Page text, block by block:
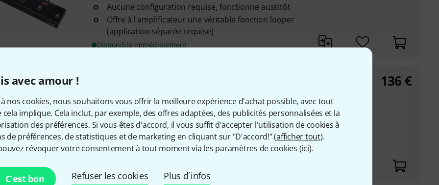
avec amour !
nos cookies, nous souhaitons vous offrir la meilleure expérience d'achat possible, avec tout
cela implique. Cela inclut, par exemple, des offres adaptées, des publicités personnalisées et la
des préférences. Si vous êtes d'accord, il vous suffit d'accepter l'utilisation de cookies à
de préférences, de statistiques et de marketing en cliquant sur "D'accord!" (afficher tout).
révoquer votre consentement à tout moment via les paramètres de cookies (ici).
C'est bon Refuser les cookies Plus d´infos
Aucune configuration requise, fonctionne aussitôt
Offre à l'amplificateur une véritable fonction looper
(application séparée requise)
Disponible immédiatement
Looper
Durée d'enregistrement totale de 180 minutes et
overdubbing illimité
Adaptée aux amplificateurs à modélisation sans
interface de boucle d'effets (envoi/retour)
136 €